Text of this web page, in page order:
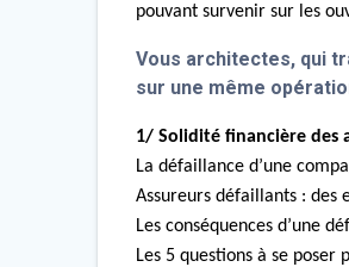
pouvant survenir sur les
Vous architectes, qui
sur une même
1/ Solidité financière des
La défaillance d’une
Assureurs défaillants : des
Les conséquences d’une
Les 5 questions à se poser